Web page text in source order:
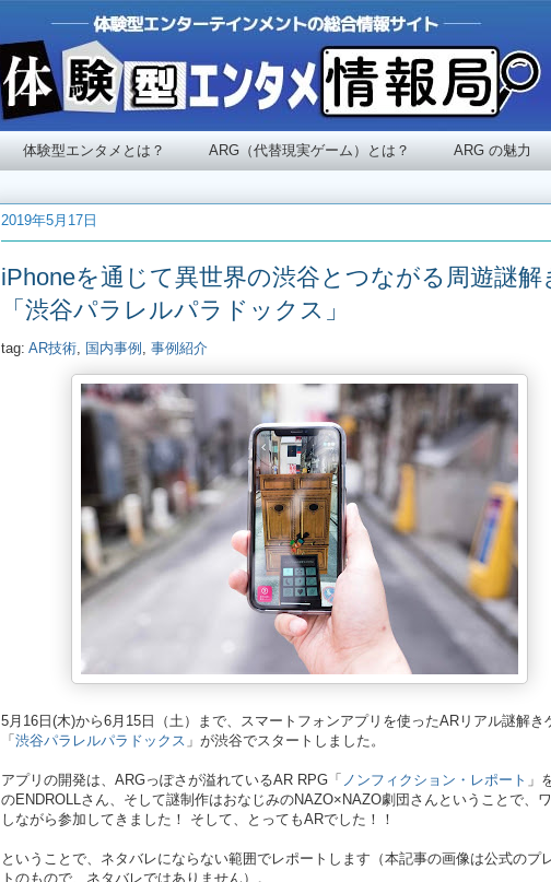
体験型エンタメとは？ ARG（代替現実ゲーム）とは？ ARG の魅力
2019年5月17日
iPhoneを通じて異世界の渋谷とつながる周遊謎解
「渋谷パラレルパラドックス」
tag: AR技術 国内事例 事例紹介
5月16日(木)から6月15日（土）まで、スマートフォンアプリを使ったARリアル謎解き
「渋谷パラレルパラドックス 」が渋谷でスタートしました。
アプリの開発は、ARGっぽさが溢れているAR RPG「 ノンフィクション・レポート 」
のENDROLLさん、そして謎制作はおなじみのNAZO×NAZO劇団さんということで、
しながら参加してきました！ そして、とってもARでした！！
ということで、ネタバレにならない範囲でレポートします（本記事の画像は公式のプ
トのもので、ネタバレではありません）。